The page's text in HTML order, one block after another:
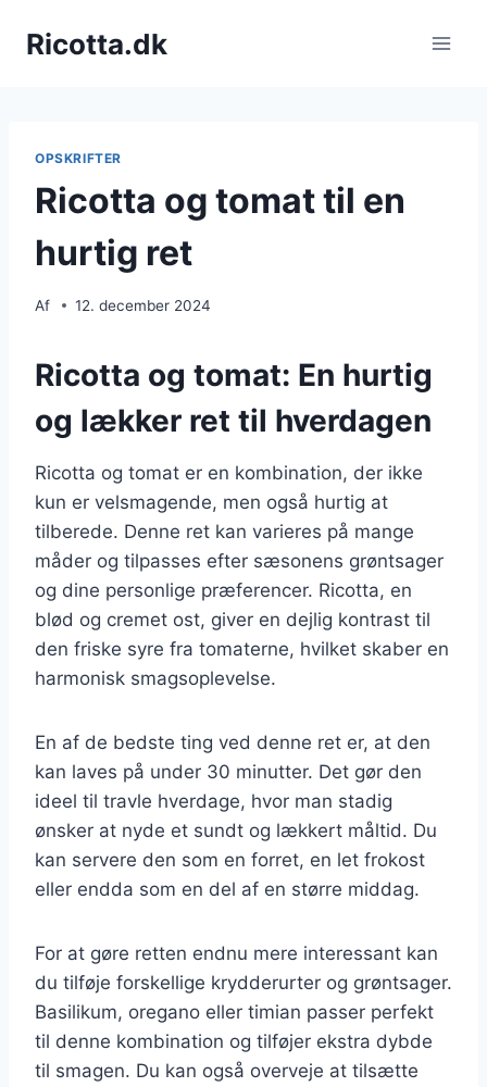
Ricotta.dk
OPSKRIFTER
Ricotta og tomat til en
hurtig ret
Af 12. december 2024
Ricotta og tomat: En hurtig
og lækker ret til hverdagen
Ricotta og tomat er en kombination, der ikke
kun er velsmagende, men også hurtig at
tilberede. Denne ret kan varieres på mange
måder og tilpasses efter sæsonens grøntsager
og dine personlige præferencer. Ricotta, en
blød og cremet ost, giver en dejlig kontrast til
den friske syre fra tomaterne, hvilket skaber en
harmonisk smagsoplevelse.
En af de bedste ting ved denne ret er, at den
kan laves på under 30 minutter. Det gør den
ideel til travle hverdage, hvor man stadig
ønsker at nyde et sundt og lækkert måltid. Du
kan servere den som en forret, en let frokost
eller endda som en del af en større middag.
For at gøre retten endnu mere interessant kan
du tilføje forskellige krydderurter og grøntsager.
Basilikum, oregano eller timian passer perfekt
til denne kombination og tilføjer ekstra dybde
til smagen. Du kan også overveje at tilsætte